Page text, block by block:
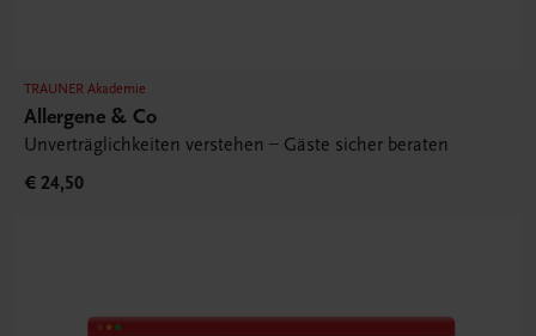
TRAUNER Akademie
Allergene & Co
Unverträglichkeiten verstehen – Gäste sicher beraten
€ 24,50